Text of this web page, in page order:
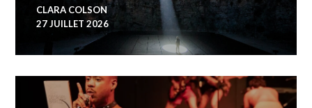
CLARA COLSON
27 JUILLET 2026